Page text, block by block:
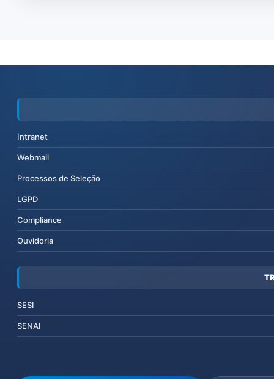
Intranet
Webmail
Processos de Seleção
LGPD
Compliance
Ouvidoria
SESI
SENAI